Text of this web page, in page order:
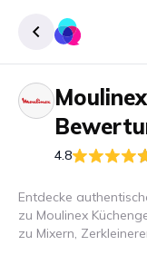
Moulinex
4.8
Entdecke
zu Moulinex
zu Mixern,